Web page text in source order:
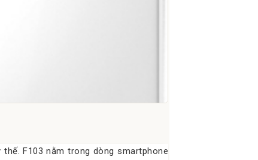
F103 nằm trong dòng smartphone